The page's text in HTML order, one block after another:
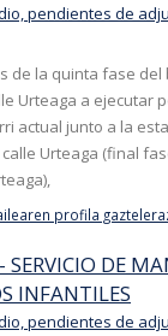
pendientes de
de la quinta fase
Urteaga a ejecutar
actual junto a la
Urteaga (final
profila
DE
INFANTILES
pendientes de